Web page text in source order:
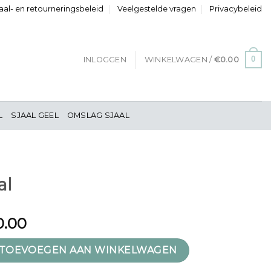
en retourneringsbeleid Veelgestelde vragen Privacybeleid
INLOGGEN WINKELWAGEN / €0.00 0
SJAAL GEEL OMSLAG SJAAL
AAN WINKELWAGEN